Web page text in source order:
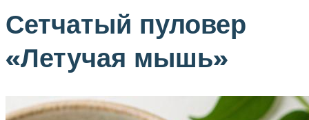
Сетчатый пуловер
«Летучая мышь»